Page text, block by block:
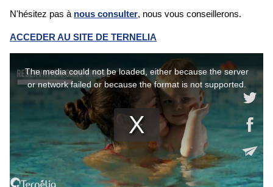
N'hésitez pas à nous consulter, nous vous conseillerons.
ACCEDER AU SITE DE TERNELIA